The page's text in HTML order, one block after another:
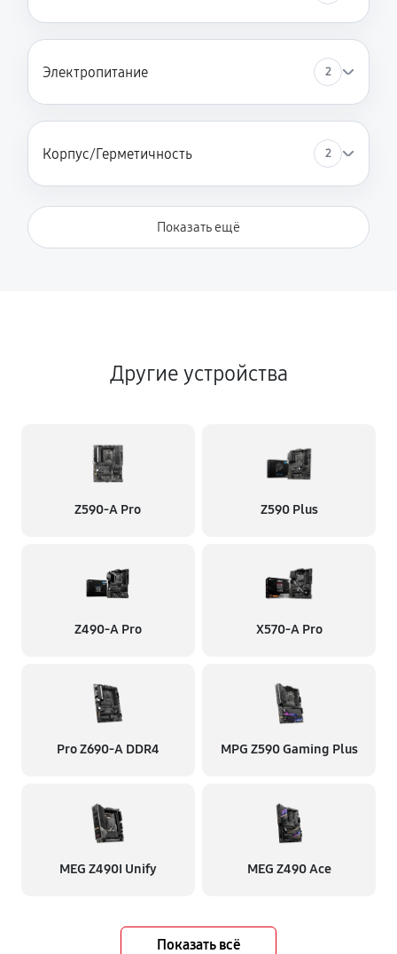
Электропитание 2
Корпус/Герметичность 2
Показать ещё
Другие устройства
Z590-A Pro Z590 Plus
Z490-A Pro X570-A Pro
Pro Z690-A DDR4 MPG Z590 Gaming Plus
MEG Z490I Unify MEG Z490 Ace
Показать всё